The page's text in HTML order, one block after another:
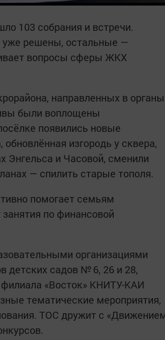
103 собрания и встречи.
уже решены, остальные —
вопросы сферы ЖКХ
направленных в органы
были воплощены
появились новые
изгородь у сквера,
Энгельса и Часовой, сменили
— спилить старые тополя.
помогает семьям
по финансовой
организациями
детских садов № 6, 26 и 28,
«Восток» КНИТУ-КАИ
тематические мероприятия,
ТОС дружит с